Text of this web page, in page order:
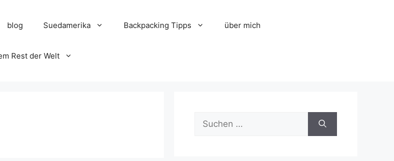
blog Suedamerika Backpacking Tipps über mich
Rest der Welt
Suchen
nach: